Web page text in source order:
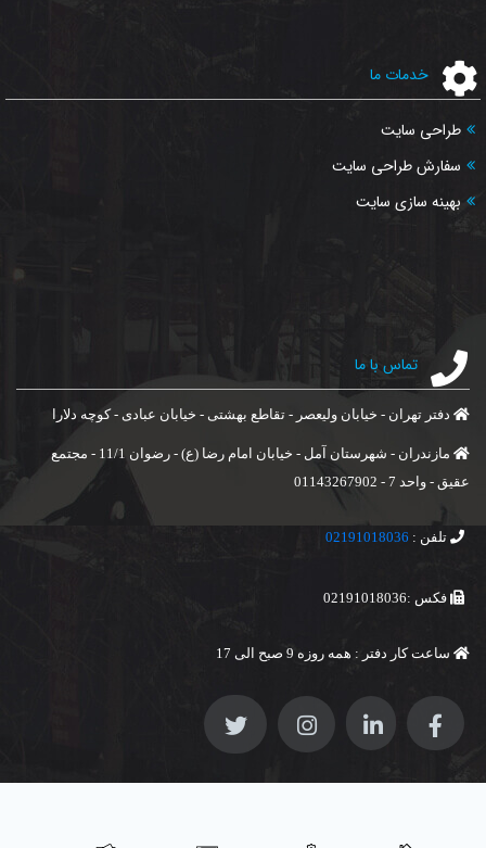
خدمات ما
طراحی سایت
سفارش طراحی سایت
بهینه سازی سایت
تماس با ما
دفتر تهران - خیابان ولیعصر - تقاطع بهشتی - خیابان عبادی - کوچه دلارا
مازندران - شهرستان آمل - خیابان امام رضا (ع) - رضوان 11/1 - مجتمع
عقیق - واحد 7 - 01143267902
تلفن :02191018036
فکس :02191018036
ساعت کار دفتر : همه روزه 9 صبح الی 17